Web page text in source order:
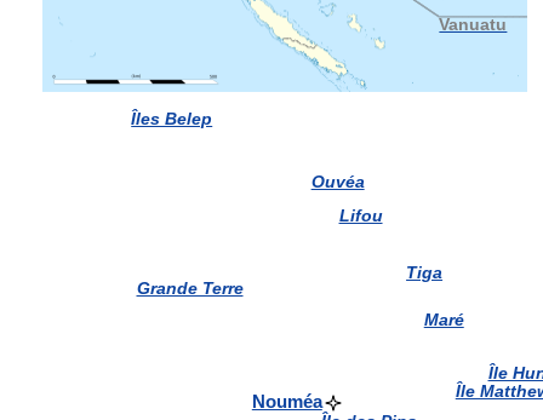
Vanuatu
Nouméa
Grande Terre
Île
Île
Maré
Tiga
Lifou
Ouvéa
Îles Belep